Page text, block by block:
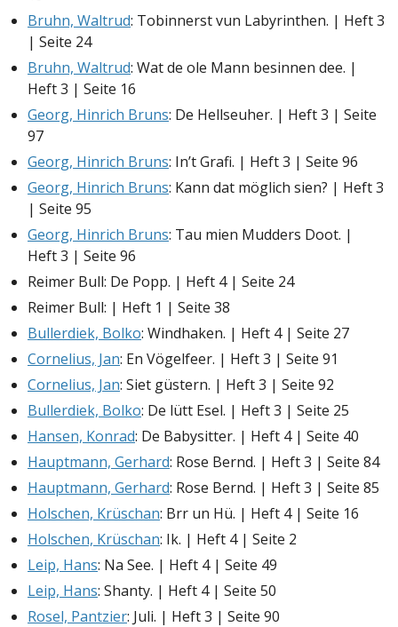
Bruhn, Waltrud: Tobinnerst vun Labyrinthen. | Heft 3
| Seite 24
Bruhn, Waltrud: Wat de ole Mann besinnen dee. |
Heft 3 | Seite 16
Georg, Hinrich Bruns: De Hellseuher. | Heft 3 | Seite
97
Georg, Hinrich Bruns: In’t Grafi. | Heft 3 | Seite 96
Georg, Hinrich Bruns: Kann dat möglich sien? | Heft 3
| Seite 95
Georg, Hinrich Bruns: Tau mien Mudders Doot. |
Heft 3 | Seite 96
Reimer Bull: De Popp. | Heft 4 | Seite 24
Reimer Bull: | Heft 1 | Seite 38
Bullerdiek, Bolko: Windhaken. | Heft 4 | Seite 27
Cornelius, Jan: En Vögelfeer. | Heft 3 | Seite 91
Cornelius, Jan: Siet güstern. | Heft 3 | Seite 92
Bullerdiek, Bolko: De lütt Esel. | Heft 3 | Seite 25
Hansen, Konrad: De Babysitter. | Heft 4 | Seite 40
Hauptmann, Gerhard: Rose Bernd. | Heft 3 | Seite 84
Hauptmann, Gerhard: Rose Bernd. | Heft 3 | Seite 85
Holschen, Krüschan: Brr un Hü. | Heft 4 | Seite 16
Holschen, Krüschan: Ik. | Heft 4 | Seite 2
Leip, Hans: Na See. | Heft 4 | Seite 49
Leip, Hans: Shanty. | Heft 4 | Seite 50
Rosel, Pantzier: Juli. | Heft 3 | Seite 90